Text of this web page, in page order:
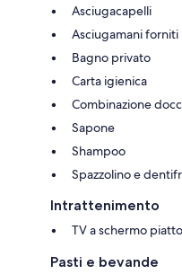
Asciugacapelli
Asciugamani forniti
Bagno privato
Carta igienica
Combinazione
Sapone
Shampoo
Spazzolino e
Intrattenimento
TV a schermo
Pasti e bevande